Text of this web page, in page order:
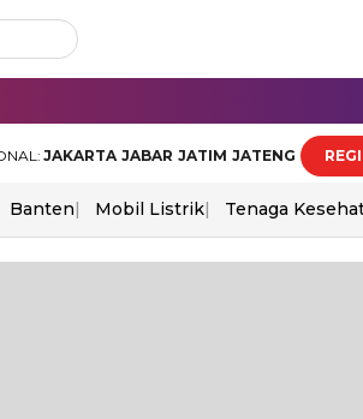
JAKARTA JABAR JATIM JATENG
Banten Mobil Listrik Tenaga